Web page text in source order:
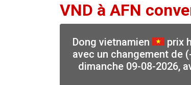
VND à AFN
Dong vietnamien
prix
avec un changement de
dimanche 09-08-2026,